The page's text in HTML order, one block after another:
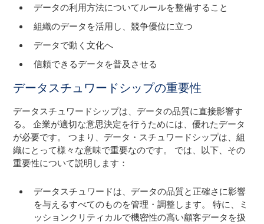
データの利用方法についてルールを整備すること
組織のデータを活用し、競争優位に立つ
データで動く文化へ
信頼できるデータを普及させる
データスチュワードシップの重要性
データスチュワードシップは、データの品質に直接影響す
る。 企業が適切な意思決定を行うためには、優れたデータ
が必要です。 つまり、データ・スチュワードシップは、組
織にとって様々な意味で重要なのです。 では、以下、その
重要性について説明します：
データスチュワードは、データの品質と正確さに影響
を与えるすべてのものを管理・調整します。 特に、ミ
ッションクリティカルで機密性の高い顧客データを扱